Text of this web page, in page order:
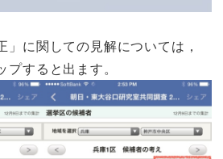
」に関しての見解については，
すると出ます。